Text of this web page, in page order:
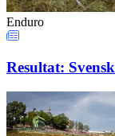
Enduro
Resultat: